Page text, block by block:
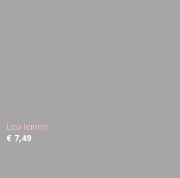
Leo leinen
€ 7,49